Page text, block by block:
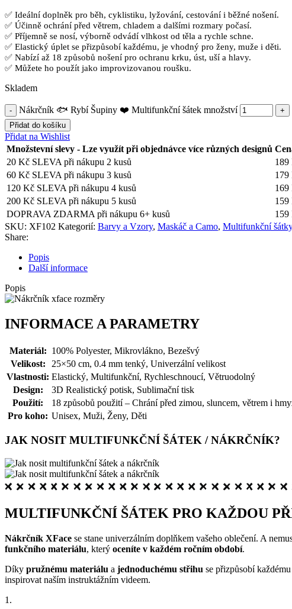
✅ Ideální doplněk pro běh, cyklistiku, lyžování, cestování i běžné nošení.
✅ Účinně ochrání před větrem, chladem a dalšími rozmary počasí.
✅ Příjemně se nosí, výborně odvádí vlhkost od těla a rychle schne.
✅ Elastický úplet se přizpůsobí každému, je vhodný pro ženy, muže i děti.
✅ Nabízí až 18 způsobů nošení pro ochranu krku, úst, uší a hlavy.
✅ Můžete ho použít jako improvizovanou roušku.
Skladem
Nákrčník 🐟 Rybí Šupiny ❤️ Multifunkční šátek množství
Přidat do košíku
Přidat na Wishlist
Množstevní slevy - Lze využít při objednávce více různých designů
20 Kč SLEVA při nákupu 2 kusů
189
60 Kč SLEVA při nákupu 3 kusů
179
120 Kč SLEVA při nákupu 4 kusů
169
200 Kč SLEVA při nákupu 5 kusů
159
DOPRAVA ZDARMA při nákupu 6+ kusů
159
SKU: XF102 Kategorií: Barvy a Vzory, Maskáč a Camo, Multifunkční šátky
Share:
Popis
Další informace
Popis
INFORMACE A PARAMETRY
Materiál: 100% Polyester, Mikrovlákno, Bezešvý
Velikost:
25×50 cm, 0.4 mm tenký, Univerzální velikost
Vlastnosti: Elastický, Multifunkční, Rychleschnoucí, Větruodolný
Design:
3D Realistický potisk, Sublimační tisk
Použití:
18 způsobů použití – Chrání před zimou, sluncem, větrem i
Pro koho: Unisex, Muži, Ženy, Děti
JAK NOSIT MULTIFUNKČNÍ ŠÁTEK / NÁKRČNÍK?
MULTIFUNKČNÍ ŠÁTEK PRO KAŽDOU
Nákrčník XFace se stane univerzálním doplňkem vašeho oblečení. A
funkčního materiálu, který oceníte v každém ročním období.
Díky pružnému materiálu a jednoduchému střihu se přizpůsobí
inspirovat naším instruktážním videem.
1.